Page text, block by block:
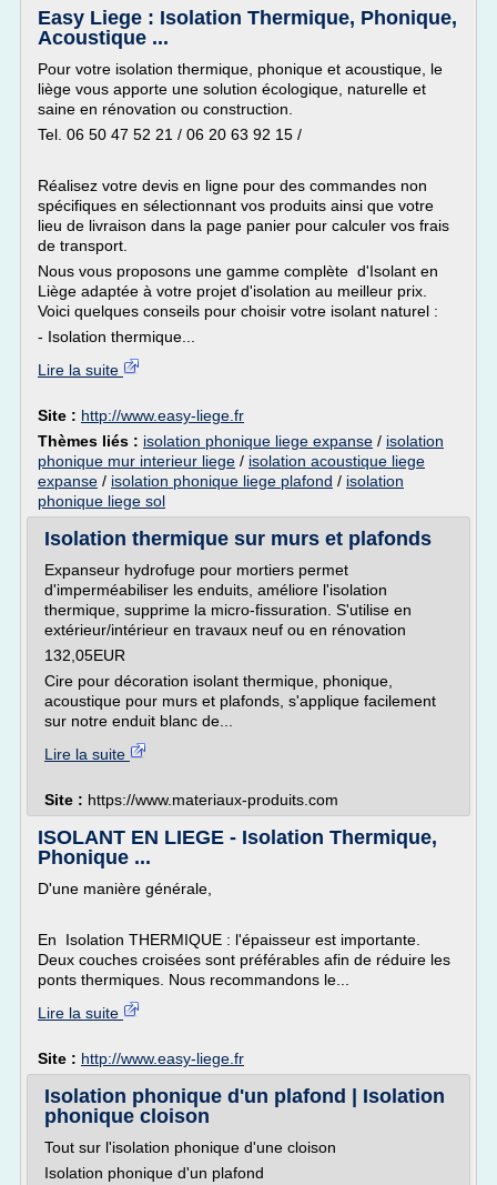
Easy Liege : Isolation Thermique, Phonique,
Acoustique ...
Pour votre isolation thermique, phonique et acoustique, le
liège vous apporte une solution écologique, naturelle et
saine en rénovation ou construction.
Tel. 06 50 47 52 21 / 06 20 63 92 15 /
Réalisez votre devis en ligne pour des commandes non
spécifiques en sélectionnant vos produits ainsi que votre
lieu de livraison dans la page panier pour calculer vos frais
de transport.
Nous vous proposons une gamme complète d'Isolant en
Liège adaptée à votre projet d'isolation au meilleur prix.
Voici quelques conseils pour choisir votre isolant naturel :
- Isolation thermique...
Lire la suite
Site : http://www.easy-liege.fr
Thèmes liés : isolation phonique liege expanse / isolation
phonique mur interieur liege / isolation acoustique liege
expanse / isolation phonique liege plafond / isolation
phonique liege sol
Isolation thermique sur murs et plafonds
Expanseur hydrofuge pour mortiers permet
d'imperméabiliser les enduits, améliore l'isolation
thermique, supprime la micro-fissuration. S'utilise en
extérieur/intérieur en travaux neuf ou en rénovation
132,05EUR
Cire pour décoration isolant thermique, phonique,
acoustique pour murs et plafonds, s'applique facilement
sur notre enduit blanc de...
Lire la suite
Site : https://www.materiaux-produits.com
ISOLANT EN LIEGE - Isolation Thermique,
Phonique ...
D'une manière générale,
En Isolation THERMIQUE : l'épaisseur est importante.
Deux couches croisées sont préférables afin de réduire les
ponts thermiques. Nous recommandons le...
Lire la suite
Site : http://www.easy-liege.fr
Isolation phonique d'un plafond | Isolation
phonique cloison
Tout sur l'isolation phonique d'une cloison
Isolation phonique d'un plafond